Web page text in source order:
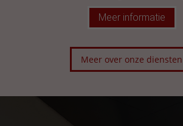
Meer informatie
Meer over onze diensten